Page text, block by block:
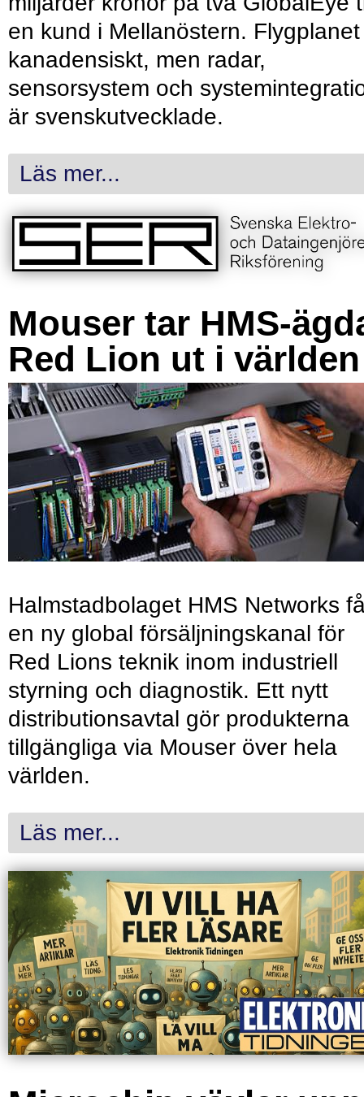
en kund i Mellanöstern.
kanadensiskt, men radar,
sensorsystem och
är svenskutvecklade.
Läs mer...
Mouser tar HMS-
Red Lion ut i världen
Halmstadbolaget HMS Networks
en ny global försäljningskanal för
Red Lions teknik inom industriell
styrning och diagnostik. Ett nytt
distributionsavtal gör produkterna
tillgängliga via Mouser över hela
världen.
Läs mer...